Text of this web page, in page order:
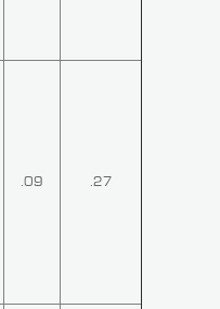
.09 .27